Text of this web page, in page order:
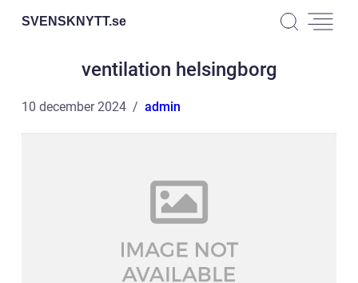
SVENSKNYTT.se
ventilation helsingborg
10 december 2024 admin